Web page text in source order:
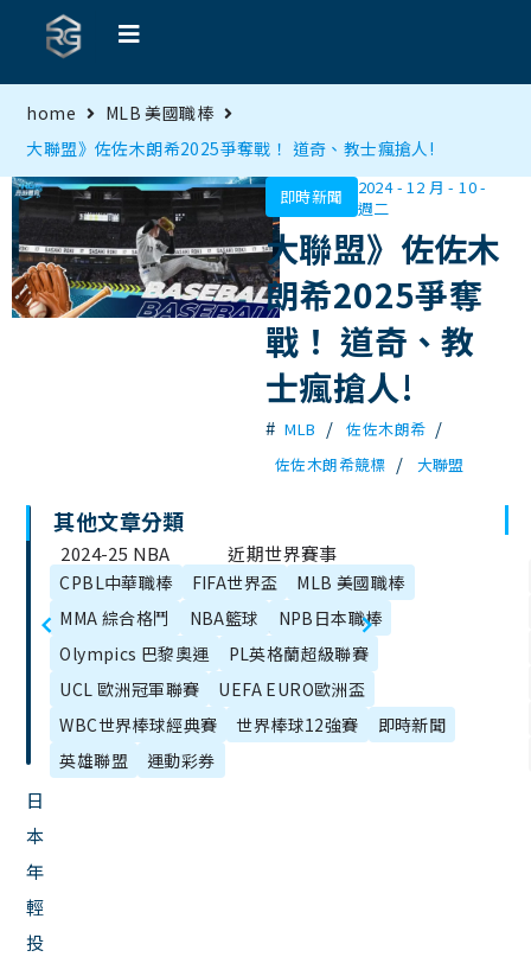
home
MLB 美國職棒
大聯盟》佐佐木朗希2025爭奪戰！ 道奇、教士瘋搶人!
即時新聞
2024 - 12 月 - 10 -
週二
大聯盟》佐佐木
朗希2025爭奪
戰！ 道奇、教
士瘋搶人!
# MLB / 佐佐木朗希 /
佐佐木朗希競標 / 大聯盟
文
章
目
錄
日
本
年
輕
投
2024-25 NBA
附加賽全資
訊：規則、賽
程、直播一次
整理！
近期世界賽事
有哪些？20大
世界運動排
名、國際賽事
行事曆！
其他文章分類
CPBL中華職棒 FIFA世界盃
MLB 美國職棒
MMA 綜合格鬥
NBA籃球
NPB日本職棒
Olympics 巴黎奧運
PL英格蘭超級聯賽
UCL 歐洲冠軍聯賽
UEFA EURO歐洲盃
WBC世界棒球經典賽
世界棒球12強賽
即時新聞
英雄聯盟
運動彩券